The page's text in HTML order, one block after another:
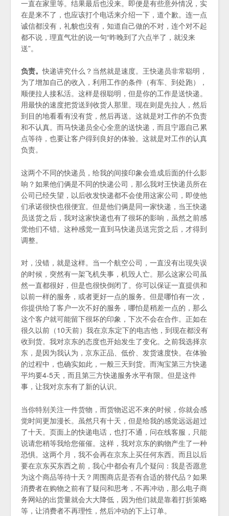
一直在家里等。结果最后也没来。即便是有些意外情况，实
在是来不了，也应该打个电话来介绍一下，道个歉。连一点
诚信都没有，礼貌也没有，知道自己做的不对，连个对不起
都不说，理直气壮的说一句“昨晚到了六点半了，就没来
送”。
负责。快递讲究什么？当然就是速度。王快递员非常聪明，
为了增加自己的收入，利用工作的条件（有车、到处跑），
顺便拉人接私活。这样是很聪明，但是你的工作是送快递。
用最快的速度把货送到收货人那里。现在则是先拉人，然后
到目的地看看有没有货，然后再送。这就是对工作的不负责
和不认真。而马快递员全心全意的送快递，而且宁愿自己累
点等待，也要让客户得到良好的体验。这就是对工作的认真
负责。
这两个不同的快递员，给我的间接印象会造成后面的什么影
响？如果他们俩是不同的快递公司，那么我对王快递员所在
公司已经失望，以后收发快递都不会使用这家公司，即使他
们承诺很快也很便宜。但是他们俩是同一家快递，当王快递
员送货之后，我对这家快递也有了很坏的影响，虽然之前感
觉他们不错。这种感觉一直到马快递员送完货之后，才得到
调整。
对，没错，就是这样。当一个航空公司，一直没有出现失误
的时候，突然有一架飞机失事，机毁人亡。那么这家公司虽
然一直都很好，但是也很快倒闭了。你可以保证一直提供和
以前一样的服务，或者更好一点的服务。但是哪怕有一次，
你提供给了客户一次不好的服务，哪怕是稍差一点的，那么
这个客户就可能留下很坏的印象，下次不会在合作。正如在
很久以前（10天前）我在京东定下的电吉他，到现在都没有
收到货。我对京东的态度也开始发生了变化。之前我选择京
东，是因为我认为，京东正品、低价、发货速度快。在体验
的过程中，也确实如此，一般三天到货。而淘宝第三方快递
平均要4-5天，而且第三方快递服务水平有限。但是这件
事，让我对京东有了新的认识。
当你特别关注一件货物，而货物迟迟不来的时候，你就会感
觉时间更加漫长。虽然只有十天，但是给我的感觉远远超过
了十天。页面上的快递电话，也打不通，问在线客服，只能
说请您稍等我给您催催。这样，我对京东的购物产生了一种
恐惧。这两个月，我不会再在京东上买任何东西。而且以后
要在京东买东西之前，我心中都会有几个疑问：我是否愿意
为这个商品等待十天？周围商店是否有合适的替代品？如果
消费者在购物之前有了疑问和思考，不再冲动，那么电子商
务网站的出货量就会大大降低，因为他们就是靠着打折策略
等，让消费者不再理性，然后冲动的下上订单。